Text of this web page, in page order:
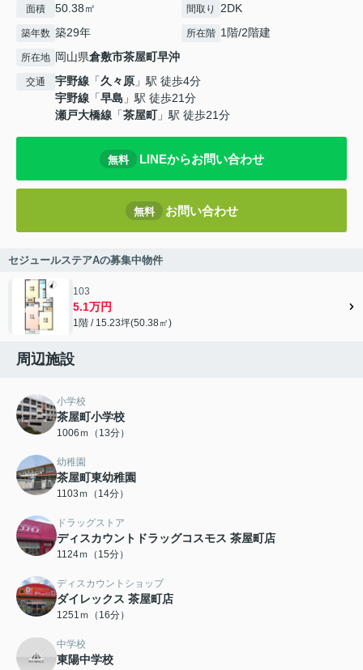
面積 50.38㎡ 間取り 2DK
築年数 築29年 所在階 1階/2階建
所在地 岡山県倉敷市茶屋町早沖
交通 宇野線 「久々原 」駅 徒歩4分
宇野線 「早島 」駅 徒歩21分
瀬戸大橋線 「茶屋町」駅 徒歩21分
無料 LINEからお問い合わせ
無料 お問い合わせ
セジュールステアAの募集中物件
103
5.1万円
1階 / 15.23坪(50.38㎡)
周辺施設
小学校
茶屋町小学校
1006ｍ（13分）
幼稚園
茶屋町東幼稚園
1103ｍ（14分）
ドラッグストア
ディスカウントドラッグコスモス 茶屋町店
1124ｍ（15分）
ディスカウントショップ
ダイレックス 茶屋町店
1251ｍ（16分）
中学校
東陽中学校